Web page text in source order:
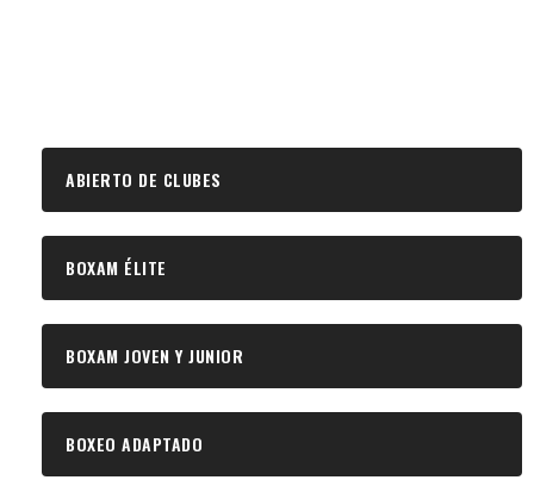
ABIERTO DE CLUBES
BOXAM ÉLITE
BOXAM JOVEN Y JUNIOR
BOXEO ADAPTADO